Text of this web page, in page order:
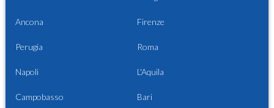
Ancona Firenze
Perugia Roma
Napoli L'Aquila
Campobasso Bari